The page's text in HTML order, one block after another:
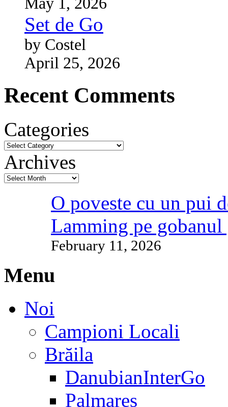
Set de Go
by Costel
April 25, 2026
Recent Comments
Categories
Archives
O poveste cu un pui
Lamming pe gobanul
February 11, 2026
Menu
Noi
Campioni Locali
Brăila
DanubianInterGo
Palmares